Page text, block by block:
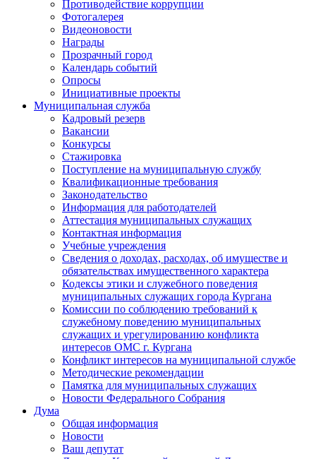
Противодействие коррупции
Фотогалерея
Видеоновости
Награды
Прозрачный город
Календарь событий
Опросы
Инициативные проекты
Муниципальная служба
Кадровый резерв
Вакансии
Конкурсы
Стажировка
Поступление на муниципальную службу
Квалификационные требования
Законодательство
Информация для работодателей
Аттестация муниципальных служащих
Контактная информация
Учебные учреждения
Сведения о доходах, расходах, об имуществе и
обязательствах имущественного характера
Кодексы этики и служебного поведения
муниципальных служащих города Кургана
Комиссии по соблюдению требований к
служебному поведению муниципальных
служащих и урегулированию конфликта
интересов ОМС г. Кургана
Конфликт интересов на муниципальной службе
Методические рекомендации
Памятка для муниципальных служащих
Новости Федерального Cобрания
Дума
Общая информация
Новости
Ваш депутат